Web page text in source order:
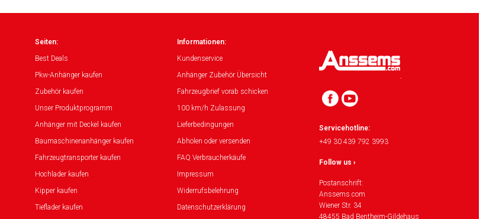
Seiten:
Best Deals
Pkw-Anhänger kaufen
Zubehör kaufen
Unser Produktprogramm
Anhänger mit Deckel kaufen
Baumaschinenanhänger kaufen
Fahrzeugtransporter kaufen
Hochlader kaufen
Kipper kaufen
Tieflader kaufen
Informationen:
Kundenservice
Anhänger Zubehör Übersicht
Fahrzeugbrief vorab schicken
100 km/h Zulassung
Lieferbedingungen
Abholen oder versenden
FAQ Verbraucherkäufe
Impressum
Widerrufsbelehrung
Datenschutzerklärung
Servicehotline:
+49 30 439 792 3993
Follow us ›
Postanschrift:
Anssems.com
Wiener Str. 34
48455 Bad Bentheim-Gildehaus